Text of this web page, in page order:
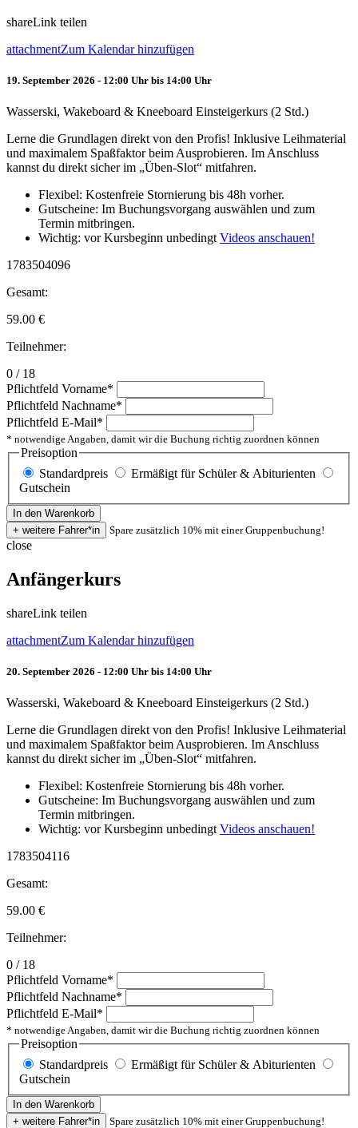
shareLink teilen
attachmentZum Kalendar hinzufügen
19. September 2026 - 12:00 Uhr bis 14:00 Uhr
Wasserski, Wakeboard & Kneeboard Einsteigerkurs (2 Std.)
Lerne die Grundlagen direkt von den Profis! Inklusive Leihmaterial
und maximalem Spaßfaktor beim Ausprobieren. Im Anschluss
kannst du direkt sicher im „Üben-Slot“ mitfahren.
Flexibel: Kostenfreie Stornierung bis 48h vorher.
Gutscheine: Im Buchungsvorgang auswählen und zum
Termin mitbringen.
Wichtig: vor Kursbeginn unbedingtVideos anschauen!
1783504096
Gesamt:
59.00 €
Teilnehmer:
0 / 18
Pflichtfeld Vorname*
Pflichtfeld Nachname*
Pflichtfeld E-Mail*
* notwendige Angaben, damit wir die Buchung richtig zuordnen können
Preisoption
Standardpreis
Ermäßigt für Schüler & Abiturienten
Gutschein
Spare zusätzlich 10% mit einer Gruppenbuchung!
close
Anfängerkurs
shareLink teilen
attachmentZum Kalendar hinzufügen
20. September 2026 - 12:00 Uhr bis 14:00 Uhr
Wasserski, Wakeboard & Kneeboard Einsteigerkurs (2 Std.)
Lerne die Grundlagen direkt von den Profis! Inklusive Leihmaterial
und maximalem Spaßfaktor beim Ausprobieren. Im Anschluss
kannst du direkt sicher im „Üben-Slot“ mitfahren.
Flexibel: Kostenfreie Stornierung bis 48h vorher.
Gutscheine: Im Buchungsvorgang auswählen und zum
Termin mitbringen.
Wichtig: vor Kursbeginn unbedingt Videos anschauen!
1783504116
Gesamt:
59.00 €
Teilnehmer:
0 / 18
Pflichtfeld Vorname*
Pflichtfeld Nachname*
Pflichtfeld E-Mail*
* notwendige Angaben, damit wir die Buchung richtig zuordnen können
Preisoption
Standardpreis
Ermäßigt für Schüler & Abiturienten
Gutschein
Spare zusätzlich 10% mit einer Gruppenbuchung!